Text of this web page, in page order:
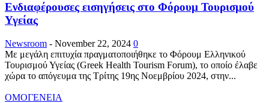
Ενδιαφέρουσες εισηγήσεις στο Φόρουμ Τουρισμού
Υγείας
Newsroom - November 22, 2024 0
Με μεγάλη επιτυχία πραγματοποιήθηκε το Φόρουμ Ελληνικού
Τουρισμού Υγείας (Greek Health Tourism Forum), το οποίο έλαβε
χώρα το απόγευμα της Τρίτης 19ης Νοεμβρίου 2024, στην...
ΟΜΟΓΕΝΕΙΑ